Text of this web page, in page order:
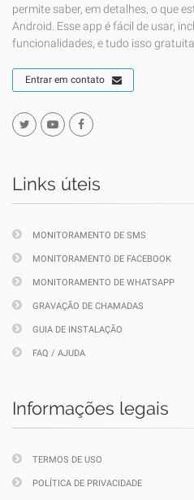
permite saber, em detalhes, o que
Android. Esse app é fácil de usar,
funcionalidades, e tudo isso
Entrar em contato
Links úteis
MONITORAMENTO DE SMS
MONITORAMENTO DE FACEBOOK
MONITORAMENTO DE WHATSAPP
GRAVAÇÃO DE CHAMADAS
GUIA DE INSTALAÇÃO
FAQ / AJUDA
Informações legais
TERMOS DE USO
POLÍTICA DE PRIVACIDADE